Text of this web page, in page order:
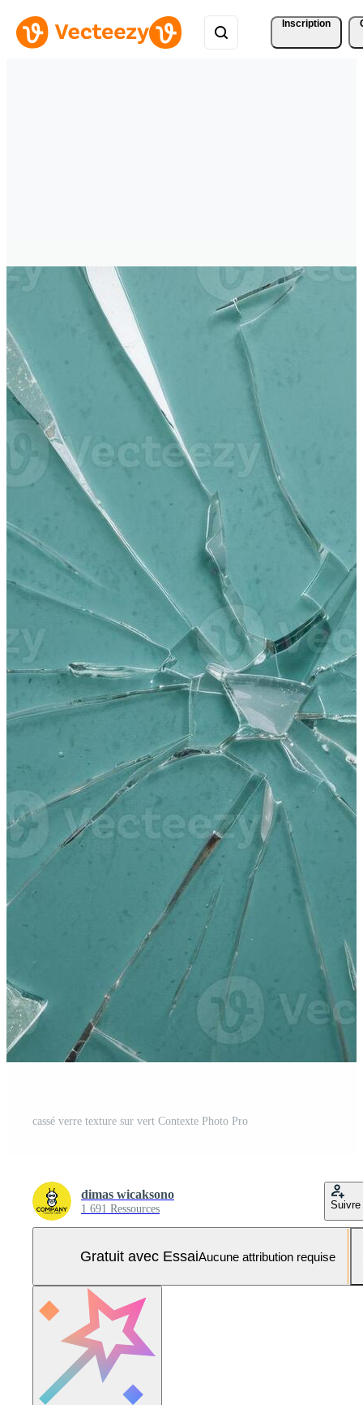
Inscription
cassé verre texture sur vert Contexte Photo Pro
dimas wicaksono
1 691 Ressources Suivre
Gratuit avec EssaiAucune attribution requise